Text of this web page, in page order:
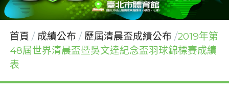
首頁 成績公布 歷屆清晨盃成績公布 2019年第
48屆世界清晨盃暨吳文達紀念盃羽球錦標賽成績
表